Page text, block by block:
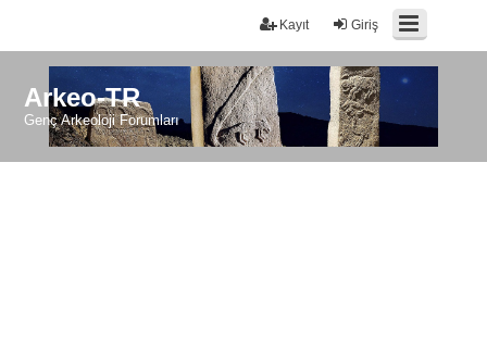
Giriş
Kayıt
Arkeo-TR
Genç Arkeoloji Forumları